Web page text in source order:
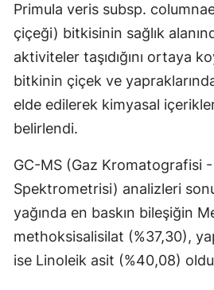
Primula veris subsp.
çiçeği) bitkisinin sağlık
aktiviteler taşıdığını ortaya
bitkinin çiçek ve
elde edilerek kimyasal
belirlendi.
GC-MS (Gaz Kromatografisi
Spektrometrisi) analizleri
yağında en baskın bileşiğin
methoksisalisilat (%37,30),
ise Linoleik asit (%40,08)